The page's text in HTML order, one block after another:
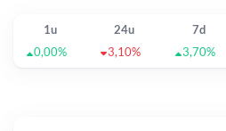
1u 24u 7d
0,00%
3,10% 3,70%